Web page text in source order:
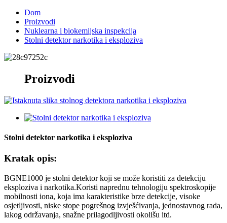
Dom
Proizvodi
Nuklearna i biokemijska inspekcija
Stolni detektor narkotika i eksploziva
Proizvodi
Stolni detektor narkotika i eksploziva
Kratak opis:
BGNE1000 je stolni detektor koji se može koristiti za detekciju
eksploziva i narkotika.Koristi naprednu tehnologiju spektroskopije
mobilnosti iona, koja ima karakteristike brze detekcije, visoke
osjetljivosti, niske stope pogrešnog izvješćivanja, jednostavnog rada,
lakog održavanja, snažne prilagodljivosti okolišu itd.